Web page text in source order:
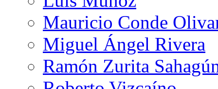
Mauricio Conde
Miguel Ángel Rivera
Ramón Zurita